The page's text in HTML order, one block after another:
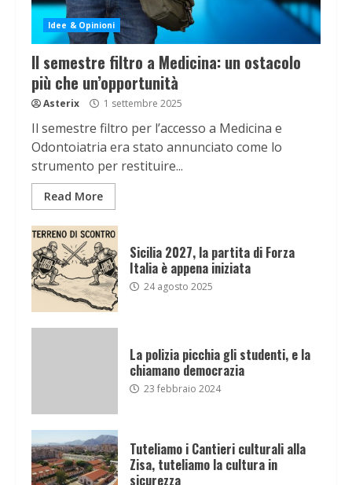
Idee & Opinioni
Il semestre filtro a Medicina: un ostacolo
più che un’opportunità
Asterix 1 settembre 2025
Il semestre filtro per l’accesso a Medicina e
Odontoiatria era stato annunciato come lo
strumento per restituire...
Read More
Sicilia 2027, la partita di Forza
Italia è appena iniziata
24 agosto 2025
La polizia picchia gli studenti, e la
chiamano democrazia
23 febbraio 2024
Tuteliamo i Cantieri culturali alla
Zisa, tuteliamo la cultura in
sicurezza